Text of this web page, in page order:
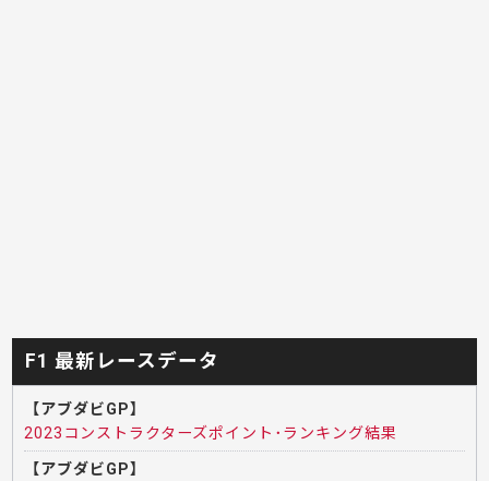
F1 最新レースデータ
【アブダビGP】
2023コンストラクターズポイント･ランキング結果
【アブダビGP】